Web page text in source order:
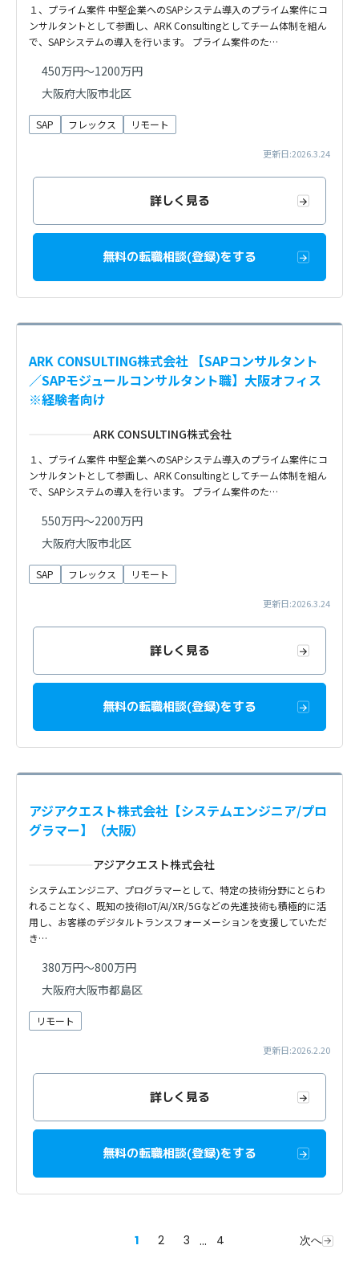
１、プライム案件 中堅企業へのSAPシステム導入のプライム案件にコ
ンサルタントとして参画し、ARK Consultingとしてチーム体制を組ん
で、SAPシステムの導入を行います。 プライム案件のた…
450万円～1200万円
大阪府大阪市北区
SAP フレックス リモート
更新日:2026.3.24
詳しく見る
無料の転職相談(登録)をする
ARK CONSULTING株式会社 【SAPコンサルタント
／SAPモジュールコンサルタント職】大阪オフィス
※経験者向け
ARK CONSULTING株式会社
１、プライム案件 中堅企業へのSAPシステム導入のプライム案件にコ
ンサルタントとして参画し、ARK Consultingとしてチーム体制を組ん
で、SAPシステムの導入を行います。 プライム案件のた…
550万円～2200万円
大阪府大阪市北区
SAP フレックス リモート
更新日:2026.3.24
詳しく見る
無料の転職相談(登録)をする
アジアクエスト株式会社【システムエンジニア/プロ
グラマー】（大阪）
アジアクエスト株式会社
システムエンジニア、プログラマーとして、特定の技術分野にとらわ
れることなく、既知の技術IoT/AI/XR/5Gなどの先進技術も積極的に活
用し、お客様のデジタルトランスフォーメーションを支援していただ
き…
380万円～800万円
大阪府大阪市都島区
リモート
更新日:2026.2.20
詳しく見る
無料の転職相談(登録)をする
1 2 3 ... 4 次へ